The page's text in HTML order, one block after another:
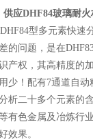
供应DHF84玻璃耐
型多元素快速
的问题，是在
产权，其高精度的
少！配有7通道自
析二十多个元素的
有色金属及冶炼行
效果。